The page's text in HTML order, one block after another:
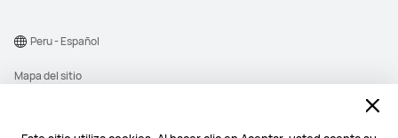
Mapa del sitio
Peru - Español